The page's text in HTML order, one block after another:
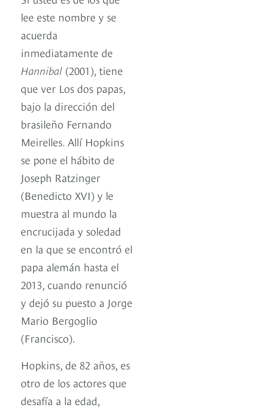
lee este nombre y se
acuerda
inmediatamente de
Hannibal (2001), tiene
que ver Los dos papas,
bajo la dirección del
brasileño Fernando
Meirelles. Allí Hopkins
se pone el hábito de
Joseph Ratzinger
(Benedicto XVI) y le
muestra al mundo la
encrucijada y soledad
en la que se encontró el
papa alemán hasta el
2013, cuando renunció
y dejó su puesto a Jorge
Mario Bergoglio
(Francisco).
Hopkins, de 82 años, es
otro de los actores que
desafía a la edad,